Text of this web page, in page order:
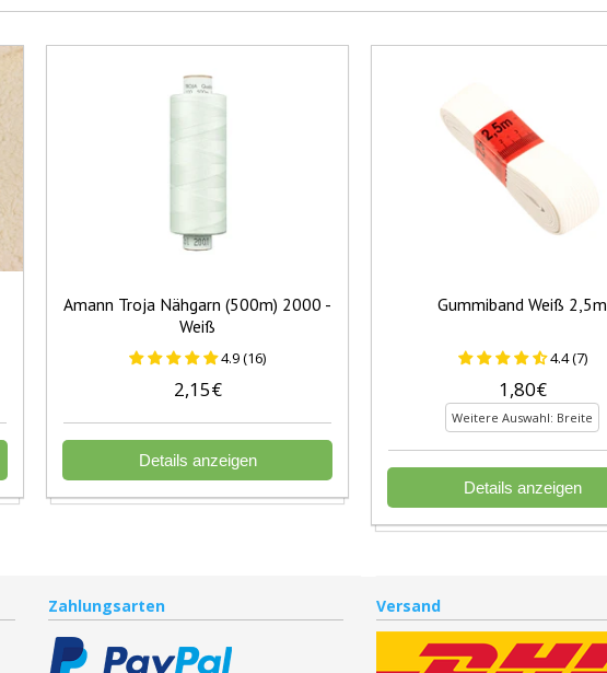
Amann Troja Nähgarn (500m) 2000 -
Weiß
4.9 (16)
2,15€
Details anzeigen
Gummiband Weiß 2,5m
4.4 (7)
1,80€
Weitere Auswahl: Breite
Details anzeigen
Zahlungsarten Versand